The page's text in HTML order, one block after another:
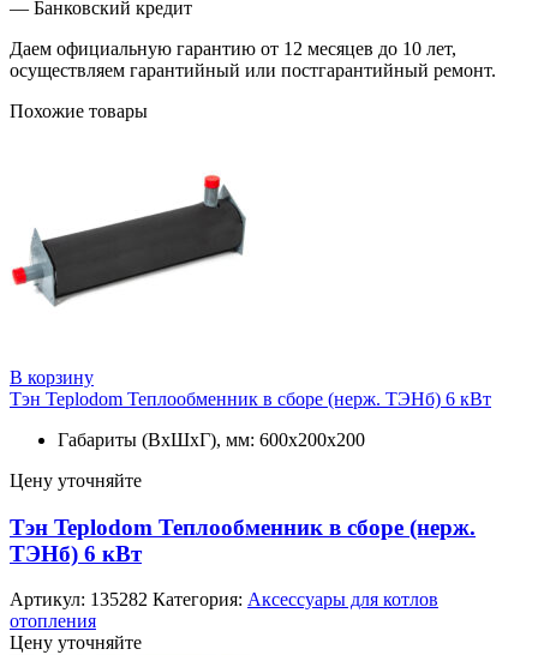
— Банковский кредит
Даем официальную гарантию от 12 месяцев до 10 лет,
осуществляем гарантийный или постгарантийный ремонт.
Похожие товары
В корзину
Тэн Teplodom Теплообменник в сборе (нерж. ТЭНб) 6 кВт
Габариты (ВхШхГ), мм: 600х200х200
Цену уточняйте
Тэн Teplodom Теплообменник в сборе (нерж.
ТЭНб) 6 кВт
Артикул: 135282 Категория: Аксессуары для котлов
отопления
Цену уточняйте